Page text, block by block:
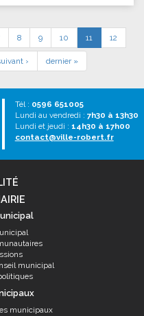
8 9 10 11 12
› dernier »
Tél : 0596 651005
Lundi au vendredi : 7h30 à 13h30
Lundi et jeudi : 14h30 à 17h00
contact@ville-robert.fr
municipal
municipaux